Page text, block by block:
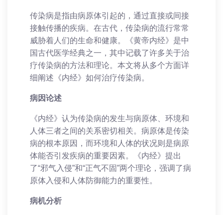
传染病是指由病原体引起的，通过直接或间接
接触传播的疾病。在古代，传染病的流行常常
威胁着人们的生命和健康。《黄帝内经》是中
国古代医学经典之一，其中记载了许多关于治
疗传染病的方法和理论。本文将从多个方面详
细阐述《内经》如何治疗传染病。
病因论述
《内经》认为传染病的发生与病原体、环境和
人体三者之间的关系密切相关。病原体是传染
病的根本原因，而环境和人体的状况则是病原
体能否引发疾病的重要因素。《内经》提出
了“邪气入侵”和“正气不固”两个理论，强调了病
原体入侵和人体防御能力的重要性。
病机分析